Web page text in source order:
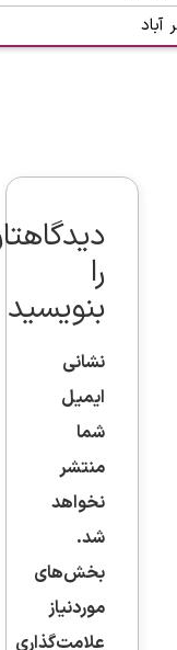
آباد
را
بنویسید
نشانی
ایمیل
شما
منتشر
نخواهد
شد.
بخش‌های
موردنیاز
علامت‌گذاری